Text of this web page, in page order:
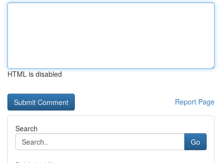
HTML is disabled
Report Page
Search
Go